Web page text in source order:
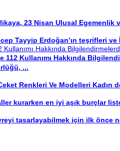
23 Nisan Ulusal Egemenlik
Tayyip Erdoğan’ın teşrifleri ve
Kullanımı Hakkında
...
Renkleri Ve Modelleri Kadın
kurarken en iyi aşık burçlar
tasarlayabilmek için ilk